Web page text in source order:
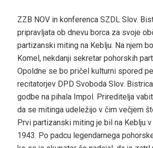
ZZB NOV in konferenca SZDL Slov.
pripravljata ob dnevu borca za svoje
partizanski miting na Keblju. Na njem
Komel, nekdanji sekretar pohorskih
Opoldne se bo pričel kulturni spored
recitatorjev DPD Svoboda Slov.
godbe na pihala Impol. Prireditelja
da se mitinga udeležijo v čim večjem
Prvi partizanski miting je bil na Keblju
1943. Po padcu legendarnega